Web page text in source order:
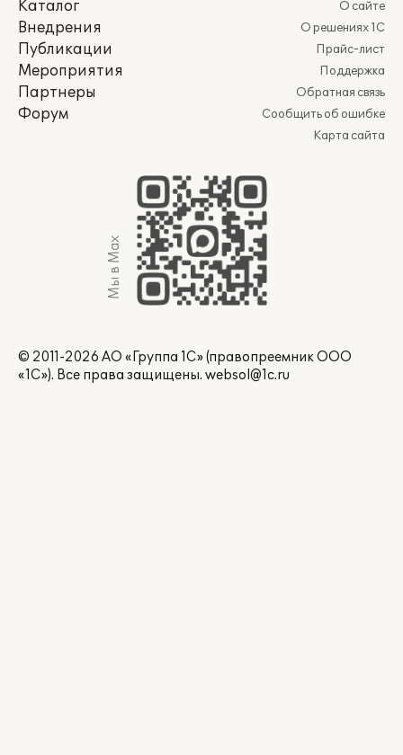
Каталог
Внедрения
Публикации
Мероприятия
Партнеры
Форум
О сайте
О решениях 1С
Прайс-лист
Поддержка
Обратная связь
Сообщить об ошибке
Карта сайта
Мы в Max
© 2011-2026 АО «Группа 1С» (правопреемник ООО
«1С»). Все права защищены. websol@1c.ru